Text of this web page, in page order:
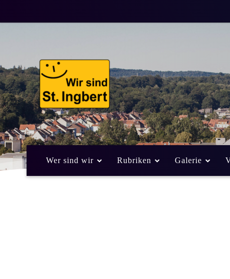
Wer sind wir Rubriken Galerie